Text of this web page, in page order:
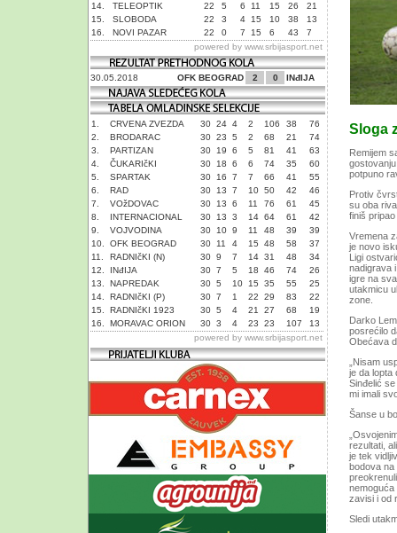
14.
TELEOPTIK 22 5 6 11 15 26
21
15.
SLOBODA 22 3 4 15 10 38
13
16.
NOVI PAZAR 22 0 7 15 6 43
7
powered by www.srbijasport.net
30.05.2018 OFK BEOGRAD 2 0 INđIJA
1. CRVENA ZVEZDA 30 24 4 2 106 38
76
2.
BRODARAC 30 23 5 2 68 21
74
3.
PARTIZAN 30 19 6 5 81 41
63
4.
ČUKARIčKI 30 18 6 6 74 35
60
5.
SPARTAK 30 16 7 7 66 41
55
6.
RAD 30 13 7 10 50 42
46
7.
VOžDOVAC 30 13 6 11 76 61
45
8.
INTERNACIONAL 30 13 3 14 64 61
42
9.
VOJVODINA 30 10 9 11 48 39
39
10.
OFK BEOGRAD 30 11 4 15 48 58
37
11.
RADNIčKI (N) 30 9 7 14 31 48
34
12.
INđIJA 30 7 5 18 46 74
26
13.
NAPREDAK 30 5 10 15 35 55
25
14.
RADNIčKI (P) 30 7 1 22 29 83
22
15.
RADNIčKI 1923 30 5 4 21 27 68
19
16.
MORAVAC ORION 30 3 4 23 23 107
13
powered by www.srbijasport.net
Sloga
Remijem
potpuno
Protiv
su oba
finiš
Vremena
je novo
Ligi
nadigrava
igre na
utakmicu
zone.
Darko
posrećilo
Obećava
„Nisam
je da lopta
Sinđelić
mi imali
Šanse u
rezultati,
je tek
bodova na
nemoguća
zavisi i od
Sledi